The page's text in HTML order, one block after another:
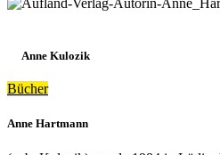
Anne Kulozik
Bücher
Anne Hartmann